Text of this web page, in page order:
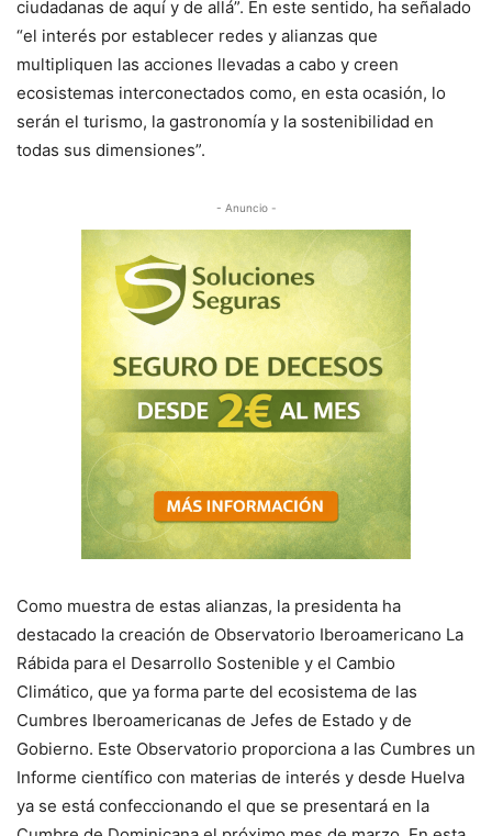
ciudadanas de aquí y de allá”. En este sentido, ha señalado
“el interés por establecer redes y alianzas que
multipliquen las acciones llevadas a cabo y creen
ecosistemas interconectados como, en esta ocasión, lo
serán el turismo, la gastronomía y la sostenibilidad en
todas sus dimensiones”.
- Anuncio -
Como muestra de estas alianzas, la presidenta ha
destacado la creación de Observatorio Iberoamericano La
Rábida para el Desarrollo Sostenible y el Cambio
Climático, que ya forma parte del ecosistema de las
Cumbres Iberoamericanas de Jefes de Estado y de
Gobierno. Este Observatorio proporciona a las Cumbres un
Informe científico con materias de interés y desde Huelva
ya se está confeccionando el que se presentará en la